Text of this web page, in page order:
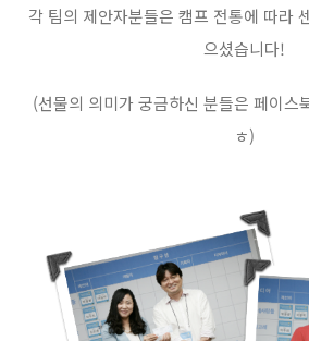
각 팀의 제안자분들은 캠프 전통에 따라
으셨습니다!
(선물의 의미가 궁금하신 분들은 페이스
ㅎ)